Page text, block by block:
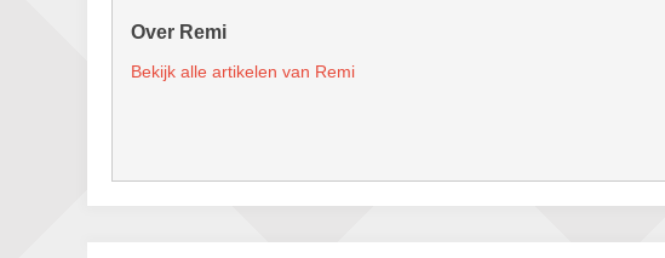
Over Remi
Bekijk alle artikelen van Remi